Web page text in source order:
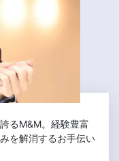
るM&M。経験豊富
を解消するお手伝い